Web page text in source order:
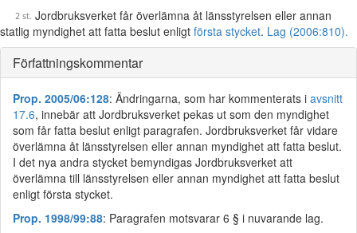
Jordbruksverket får överlämna åt länsstyrelsen eller annan
statlig myndighet att fatta beslut enligt första stycket. Lag (2006:810).
Författningskommentar
Prop. 2005/06:128: Ändringarna, som har kommenterats i avsnitt
17.6, innebär att Jordbruksverket pekas ut som den myndighet
som får fatta beslut enligt paragrafen. Jordbruksverket får vidare
överlämna åt länsstyrelsen eller annan myndighet att fatta beslut.
I det nya andra stycket bemyndigas Jordbruksverket att
överlämna till länsstyrelsen eller annan myndighet att fatta beslut
enligt första stycket.
Prop. 1998/99:88: Paragrafen motsvarar 6 § i nuvarande lag.